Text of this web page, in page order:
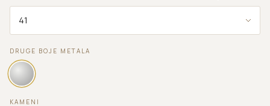
DRUGE BOJE METALA
KAMENI